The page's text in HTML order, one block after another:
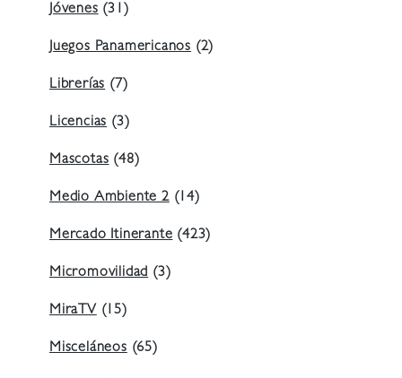
Jóvenes (31)
Juegos Panamericanos (2)
Librerías (7)
Licencias (3)
Mascotas (48)
Medio Ambiente 2(14)
Mercado Itinerante (423)
Micromovilidad (3)
MiraTV (15)
Misceláneos (65)